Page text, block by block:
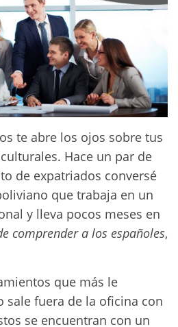
te abre los ojos sobre tus
Hace un par de
de expatriados conversé
que trabaja en un
y lleva pocos meses en
comprender a los españoles,
que más le
sale fuera de la oficina con
se encuentran con un